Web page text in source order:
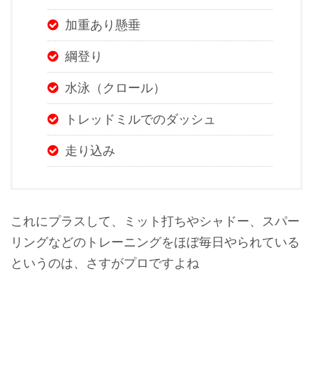
加重あり懸垂
綱登り
水泳（クロール）
トレッドミルでのダッシュ
走り込み
これにプラスして、ミット打ちやシャドー、スパー
リングなどのトレーニングをほぼ毎日やられている
というのは、さすがプロですよね